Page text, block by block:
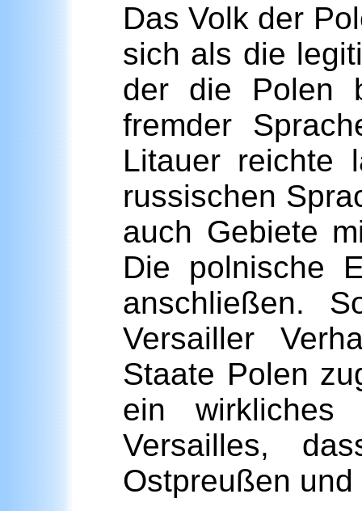
Das Volk der
sich als die
der die Polen
fremder
Litauer reichte
russischen
auch Gebiete
Die polnische
anschließen.
Versailler
Staate Polen
ein wirkliches
Versailles,
Ostpreußen